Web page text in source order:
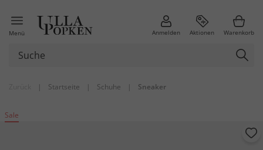
Menü Anmelden Aktionen Warenkorb
| Startseite | Schuhe | Sneaker
Sale